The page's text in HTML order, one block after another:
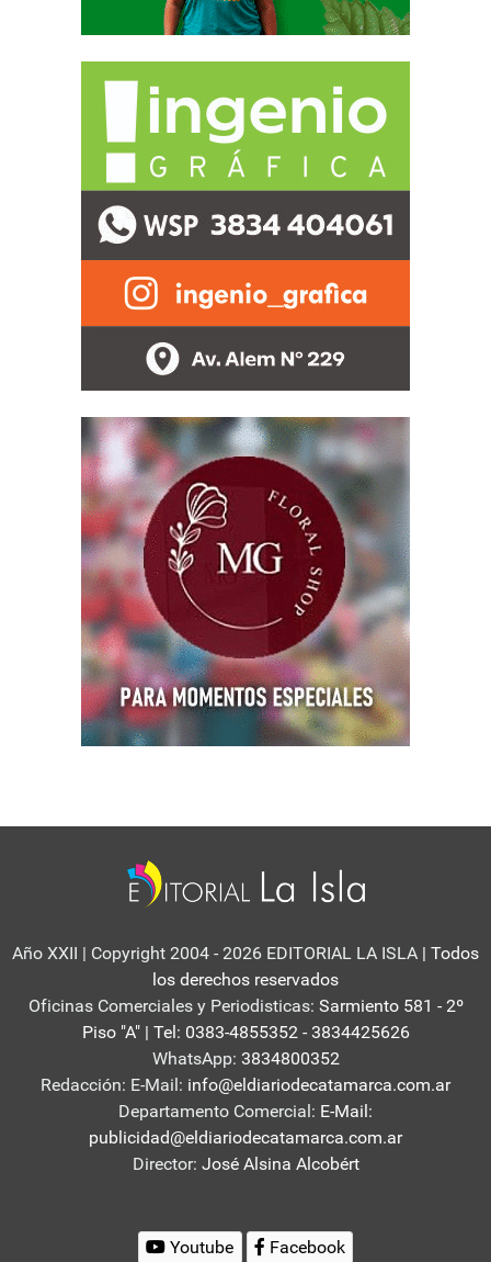
Año XXII | Copyright 2004 - 2026 EDITORIAL LA ISLA | Todos
los derechos reservados
Oficinas Comerciales y Periodisticas: Sarmiento 581 - 2º
Piso "A" | Tel: 0383-4855352 - 3834425626
WhatsApp: 3834800352
Redacción: E-Mail: info@eldiariodecatamarca.com.ar
Departamento Comercial: E-Mail:
publicidad@eldiariodecatamarca.com.ar
Director: José Alsina Alcobért
Youtube Facebook